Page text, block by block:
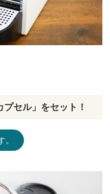
セル」をセット！